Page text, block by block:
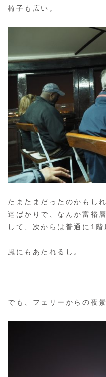
椅子も広い。
たまたまだったのかもし
達ばかりで、なんか富裕
して、次からは普通に1
風にもあたれるし。
でも、フェリーからの夜